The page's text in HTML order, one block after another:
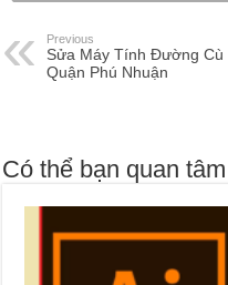
Previous
Sửa Máy Tính Đường Cù
Quận Phú Nhuận
Có thể bạn quan tâm